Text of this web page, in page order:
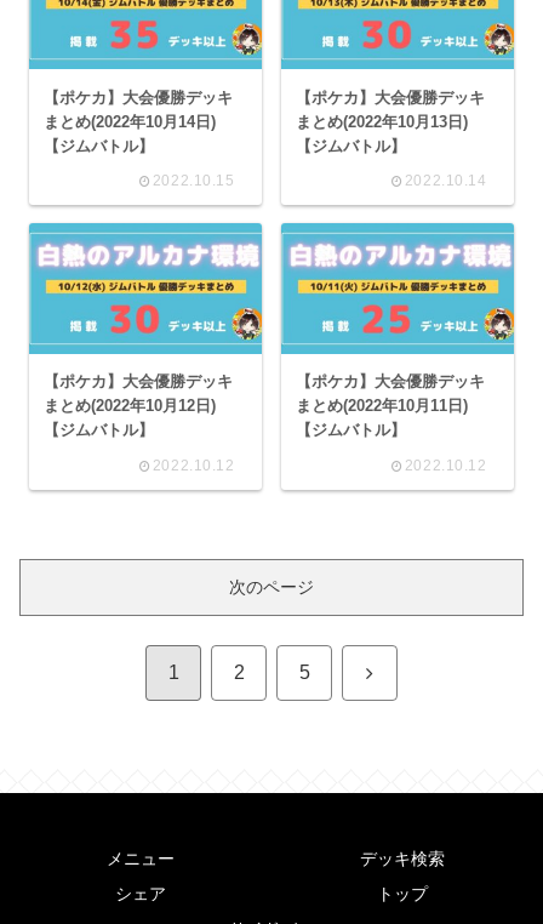
【ポケカ】大会優勝デッキ
まとめ(2022年10月14日)
【ジムバトル】
2022.10.15
【ポケカ】大会優勝デッキ
まとめ(2022年10月13日)
【ジムバトル】
2022.10.14
【ポケカ】大会優勝デッキ
まとめ(2022年10月12日)
【ジムバトル】
2022.10.12
【ポケカ】大会優勝デッキ
まとめ(2022年10月11日)
【ジムバトル】
2022.10.12
次のページ
1 2 5 次
メニュー
デッキ検索
シェア
トップ